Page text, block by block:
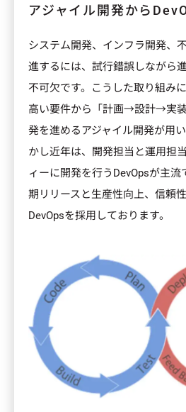
アジャイル開発から
システム開発、インフラ開発、
進するには、試行錯誤しながら
不可欠です。こうした取り組み
高い要件から「計画→設計→実
発を進めるアジャイル開発が用
かし近年は、開発担当と運用担
ィーに開発を行うDevOpsが主
期リリースと生産性向上、信頼
DevOpsを採用しております。